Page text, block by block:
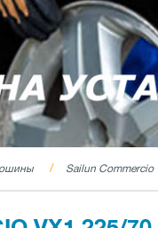
Sailun Commercio